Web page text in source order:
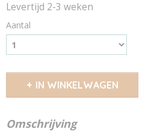
Levertijd 2-3 weken
Aantal
IN WINKELWAGEN
Omschrijving